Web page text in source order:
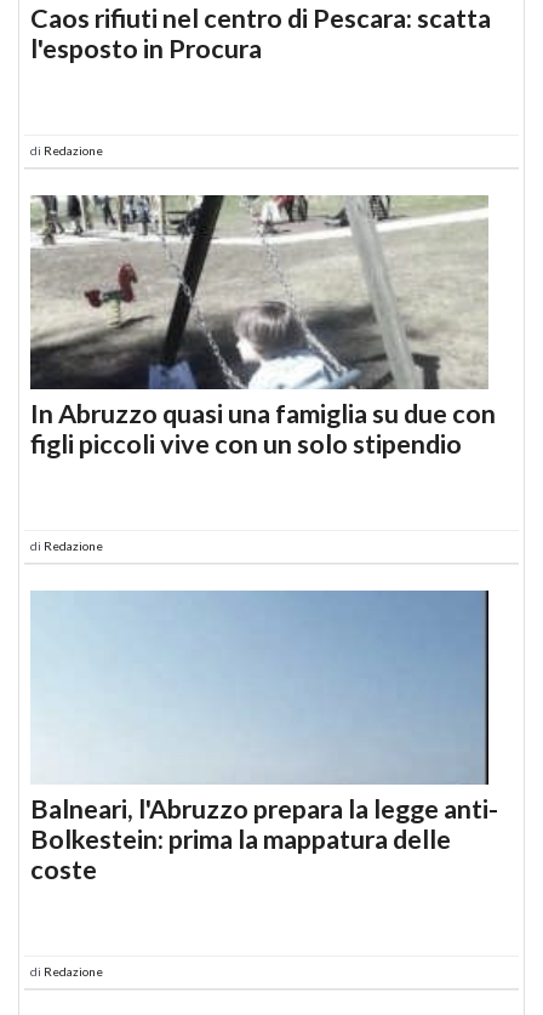
Caos rifiuti nel centro di Pescara: scatta
l'esposto in Procura
di Redazione
In Abruzzo quasi una famiglia su due con
figli piccoli vive con un solo stipendio
di Redazione
Balneari, l'Abruzzo prepara la legge anti-
Bolkestein: prima la mappatura delle
coste
di Redazione